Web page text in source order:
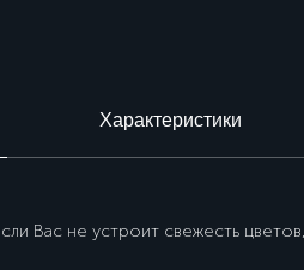
Характеристики
Вас не устроит свежесть